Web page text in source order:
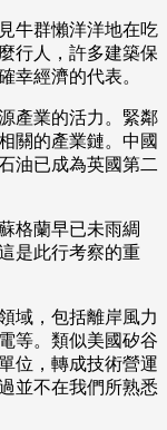
牛群懶洋洋地在吃
行人，許多建築保
幸經濟的代表。
產業的活力。緊鄰
關的產業鏈。中國
油已成為英國第二
格蘭早已未雨綢
是此行考察的重
域，包括離岸風力
等。類似美國矽谷
位，轉成技術營運
並不在我們所熟悉